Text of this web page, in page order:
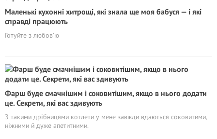
Маленькі кухонні хитрощі, які знала ще моя бабуся — і які
справді працюють
Готуйте з любов’ю
Фарш буде смачнішим і соковитішим, якщо в нього додати
це. Секрети, які вас здивують
З такими дрібницями котлети у мене завжди вдаються соковитими,
ніжними й дуже апетитними.